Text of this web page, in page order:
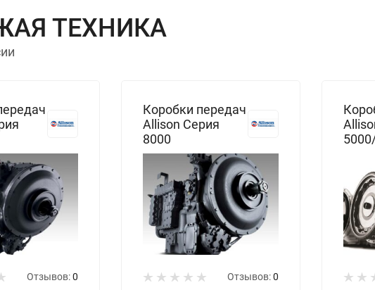
ТЕХНИКА
Отзывов:0
Коробки передач
Allison Серия
8000
Отзывов:0